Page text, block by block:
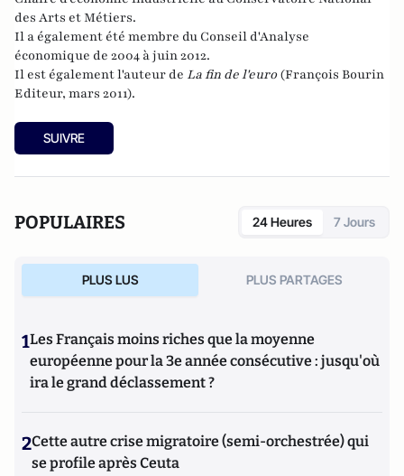
des Arts et Métiers.
Il a également été membre du Conseil d'Analyse
économique de 2004 à juin 2012.
Il est également l'auteur de La fin de l'euro(François Bourin
Editeur, mars 2011).
SUIVRE
POPULAIRES 24 Heures 7 Jours
PLUS LUS PLUS PARTAGES
1Les Français moins riches que la moyenne
européenne pour la 3e année consécutive : jusqu'où
ira le grand déclassement ?
2Cette autre crise migratoire (semi-orchestrée) qui
se profile après Ceuta